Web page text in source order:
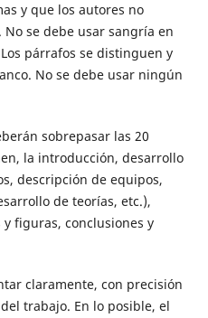
y que los autores no
se debe usar sangría en
párrafos se distinguen y
No se debe usar ningún
sobrepasar las 20
la introducción, desarrollo
descripción de equipos,
de teorías, etc.),
figuras, conclusiones y
claramente, con precisión
trabajo. En lo posible, el